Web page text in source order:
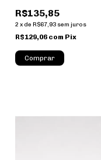
R$135,85
2 x de R$67,93 sem juros
R$129,06 com Pix
Comprar